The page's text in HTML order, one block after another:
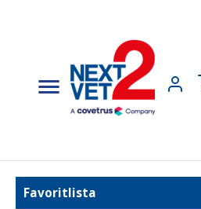
Favoritlista